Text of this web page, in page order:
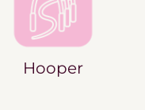
Hooper